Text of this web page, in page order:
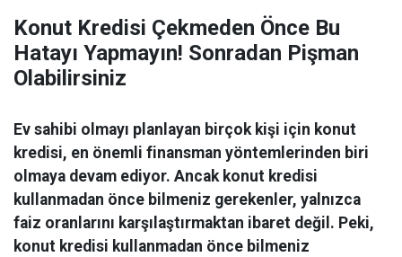
Konut Kredisi Çekmeden Önce Bu
Hatayı Yapmayın! Sonradan Pişman
Olabilirsiniz
Ev sahibi olmayı planlayan birçok kişi için konut
kredisi, en önemli finansman yöntemlerinden biri
olmaya devam ediyor. Ancak konut kredisi
kullanmadan önce bilmeniz gerekenler, yalnızca
faiz oranlarını karşılaştırmaktan ibaret değil. Peki,
konut kredisi kullanmadan önce bilmeniz